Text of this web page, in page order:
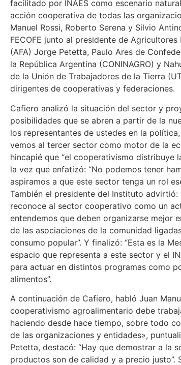
facilitado por INAES como escenario
acción cooperativa de todas las
Manuel Rossi, Roberto Serena y Silvio
FECOFE junto al presidente de
(AFA) Jorge Petetta, Paulo Ares de
la República Argentina (CONINAGRO) y
de la Unión de Trabajadores de la Tierra
dirigentes de cooperativas y federaciones.
Cafiero analizó la situación del sector y
posibilidades que se abren a partir de la
los representantes de ustedes en la
vemos al tercer sector como motor de la
hincapié que “el cooperativismo distribuye
la vez que enfatizó: “No podemos tener
aspiramos a que este sector tenga un rol
También el presidente del Instituto advirtió:
reconoce al sector cooperativo como un
entendemos que deben organizarse mejor
de las asociaciones de la comunidad
consumo popular”. Y finalizó: “Esta es la
espacio que representa a este sector y el
para actuar en distintos programas como
alimentos”.
A continuación de Cafiero, habló Juan
cooperativismo agroalimentario debe
haciendo desde hace tiempo, sobre todo
de las organizaciones y entidades»,
Petetta, destacó: “Hay que demostrar a la
productos son de calidad y a precio justo”.